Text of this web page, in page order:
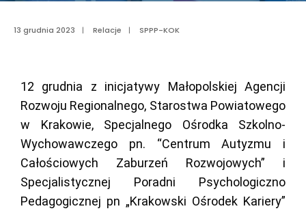
13 grudnia 2023 | Relacje | SPPP-KOK
12 grudnia z inicjatywy Małopolskiej Agencji
Rozwoju Regionalnego, Starostwa Powiatowego
w Krakowie, Specjalnego Ośrodka Szkolno-
Wychowawczego pn. “Centrum Autyzmu i
Całościowych Zaburzeń Rozwojowych” i
Specjalistycznej Poradni Psychologiczno
Pedagogicznej pn „Krakowski Ośrodek Kariery”